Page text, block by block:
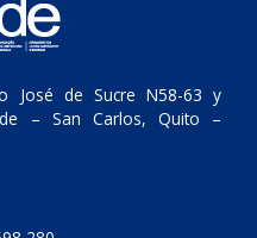
José de Sucre N58-63 y
– San Carlos, Quito –